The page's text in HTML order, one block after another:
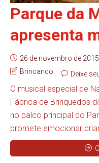
Parque da
apresenta
26 de novembro de 2015
Brincando
Deixe
O musical especial de
Fábrica de Brinquedos
no palco principal do
promete emocionar